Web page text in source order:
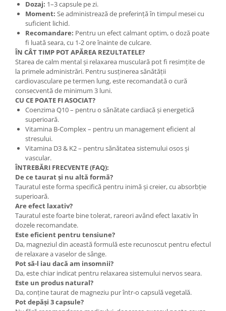
Dozaj: 1–3 capsule pe zi.
Moment: Se administrează de preferință în timpul mesei cu
suficient lichid.
Recomandare: Pentru un efect calmant optim, o doză poate
fi luată seara, cu 1-2 ore înainte de culcare.
ÎN CÂT TIMP POT APĂREA REZULTATELE?
Starea de calm mental și relaxarea musculară pot fi resimțite de
la primele administrări. Pentru susținerea sănătății
cardiovasculare pe termen lung, este recomandată o cură
consecventă de minimum 3 luni.
CU CE POATE FI ASOCIAT?
Coenzima Q10 – pentru o sănătate cardiacă și energetică
superioară.
Vitamina B-Complex – pentru un management eficient al
stresului.
Vitamina D3 & K2 – pentru sănătatea sistemului osos și
vascular.
ÎNTREBĂRI FRECVENTE (FAQ):
De ce taurat și nu altă formă?
Tauratul este forma specifică pentru inimă și creier, cu absorbție
superioară.
Are efect laxativ?
Tauratul este foarte bine tolerat, rareori având efect laxativ în
dozele recomandate.
Este eficient pentru tensiune?
Da, magneziul din această formulă este recunoscut pentru efectul
de relaxare a vaselor de sânge.
Pot să-l iau dacă am insomnii?
Da, este chiar indicat pentru relaxarea sistemului nervos seara.
Este un produs natural?
Da, conține taurat de magneziu pur într-o capsulă vegetală.
Pot depăși 3 capsule?